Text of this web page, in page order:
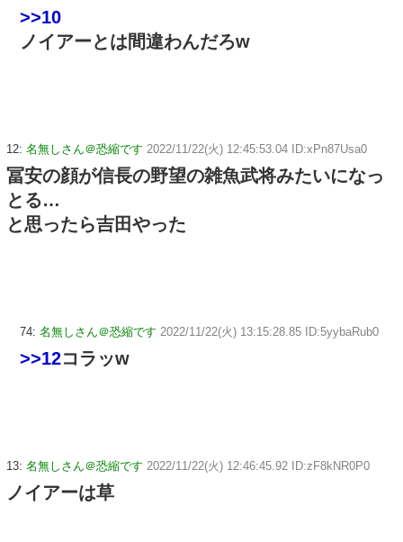
>>10
ノイアーとは間違わんだろw
12: 名無しさん＠恐縮です 2022/11/22(火) 12:45:53.04 ID:xPn87Usa0
冨安の顔が信長の野望の雑魚武将みたいになっ
とる…
と思ったら吉田やった
74: 名無しさん＠恐縮です 2022/11/22(火) 13:15:28.85 ID:5yybaRub0
>>12コラッw
13: 名無しさん＠恐縮です 2022/11/22(火) 12:46:45.92 ID:zF8kNR0P0
ノイアーは草